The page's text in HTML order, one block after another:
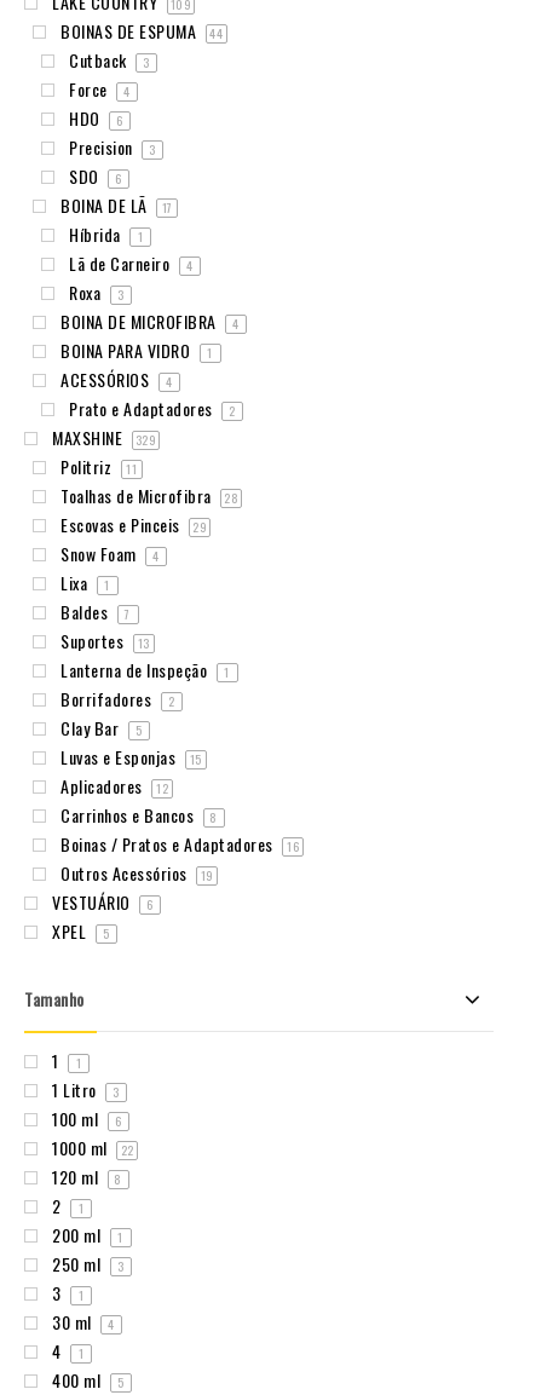
109
BOINAS DE ESPUMA 44
Cutback 3
Force 4
HDO 6
Precision 3
SDO 6
BOINA DE LÃ 17
Híbrida 1
Lã de Carneiro 4
Roxa 3
BOINA DE MICROFIBRA 4
BOINA PARA VIDRO 1
ACESSÓRIOS 4
Prato e Adaptadores 2
MAXSHINE 329
Politriz 11
Toalhas de Microfibra 28
Escovas e Pinceis 29
Snow Foam 4
Lixa 1
Baldes 7
Suportes 13
Lanterna de Inspeção 1
Borrifadores 2
Clay Bar 5
Luvas e Esponjas 15
Aplicadores 12
Carrinhos e Bancos 8
Boinas / Pratos e Adaptadores 16
Outros Acessórios 19
VESTUÁRIO 6
XPEL 5
Tamanho
1 1
1 Litro 3
100 ml 6
1000 ml 22
120 ml 8
2 1
200 ml 1
250 ml 3
3 1
30 ml 4
4 1
400 ml 5